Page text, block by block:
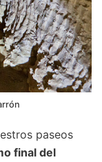
paseos
final del